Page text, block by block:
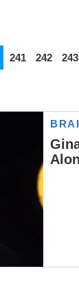
241 242 243